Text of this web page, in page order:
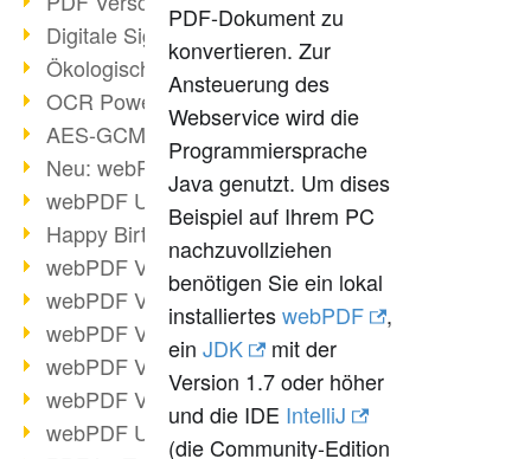
Digitale Signaturen
Ökologischen Abdruck reduzieren
OCR Power für Profis
AES-GCM-Unterstützung (PDF 2.0)
Neu: webPDF Developer Hub
webPDF Update 9.0.0.2898
Happy Birthday, PDF!
webPDF Video-Session 4
webPDF Video-Session 3
webPDF Video-Session 2
webPDF Video-Session 1
webPDF Video-Session Termine
webPDF Update 9.0.0.2843
PDF-Dokument zu
konvertieren. Zur
Ansteuerung des
Webservice wird die
Programmiersprache
Java genutzt. Um dises
Beispiel auf Ihrem PC
nachzuvollziehen
benötigen Sie ein lokal
installierteswebPDF
,
ein JDK
mit der
Version 1.7 oder höher
und die IDE IntelliJ
(die Community-Edition